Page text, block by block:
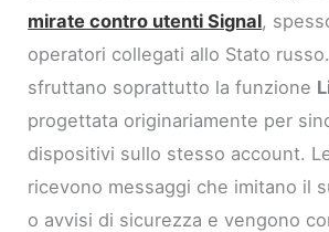
mirate contro utenti Signal,
operatori collegati allo Stato
sfruttano soprattutto la funzione
progettata originariamente per
dispositivi sullo stesso account.
ricevono messaggi che imitano il
o avvisi di sicurezza e vengono